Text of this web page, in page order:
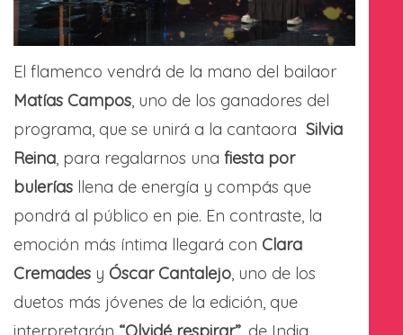
El flamenco vendrá de la mano del bailaor
Matías Campos, uno de los ganadores del
programa, que se unirá a la cantaora Silvia
Reina, para regalarnos una fiesta por
bulerías llena de energía y compás que
pondrá al público en pie. En contraste, la
emoción más íntima llegará con Clara
Cremades y Óscar Cantalejo, uno de los
duetos más jóvenes de la edición, que